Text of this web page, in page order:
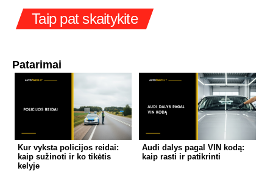
Taip pat skaitykite
Patarimai
Kur vyksta policijos reidai:
kaip sužinoti ir ko tikėtis
kelyje
Audi dalys pagal VIN kodą:
kaip rasti ir patikrinti